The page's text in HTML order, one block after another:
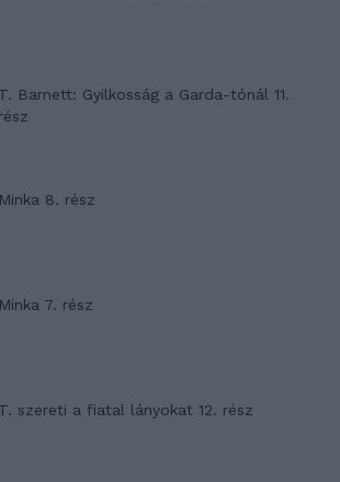
T. Barnett: Gyilkosság a Garda-tónál 11.
rész
Minka 8. rész
Minka 7. rész
T. szereti a fiatal lányokat 12. rész